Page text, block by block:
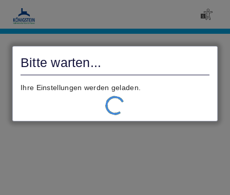
Bitte warten...
Ihre Einstellungen werden geladen.